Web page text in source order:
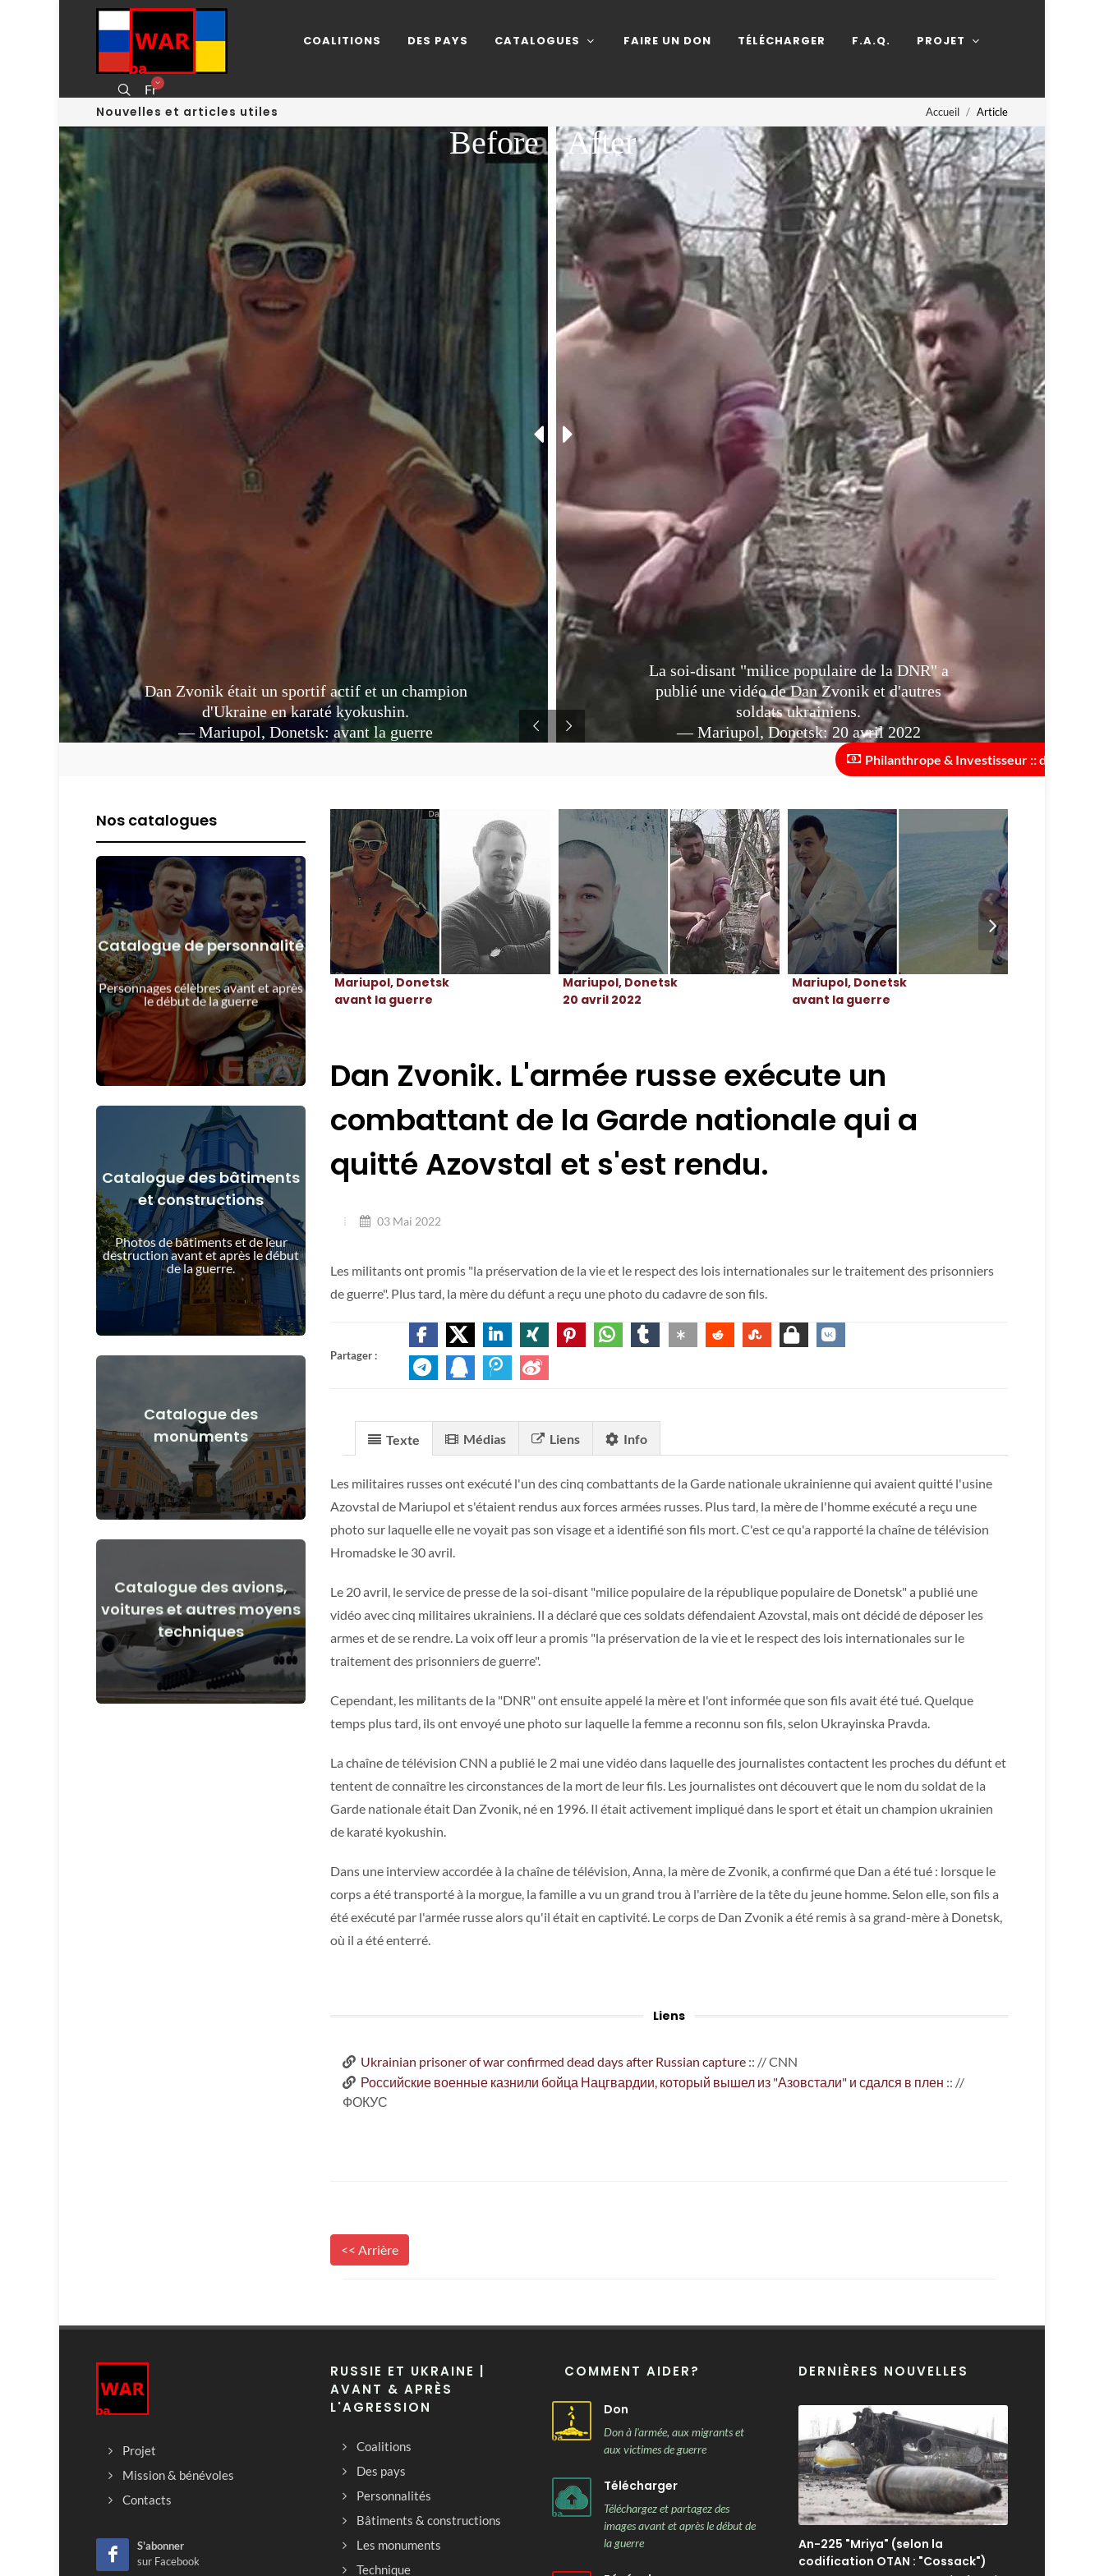
Fr
COALITIONS DES PAYS CATALOGUES FAIRE UN DON TÉLÉCHARGER F.A.Q. PROJET
Nouvelles et articles utiles Accueil Article
La soi-disant "milice populaire de la DNR" a
publié une vidéo de Dan Zvonik et d'autres
soldats ukrainiens.
— Mariupol, Donetsk: 20 avril 2022
After
Dan Zvonik était un sportif actif et un champion
d'Ukraine en karaté kyokushin.
— Mariupol, Donetsk: avant la guerre
Before
Philanthrope & Investisseur :: des
Nos catalogues
Catalogue de personnalité
Personnages célèbres avant et après
le début de la guerre
Les gens avant et après le début de la
guerre
Voir les détails
Catalogue des bâtiments
et constructions
Photos de bâtiments et de leur
destruction avant et après le début
de la guerre.
Bâtiments, structures, objets avant
et après le début de la guerre
Voir les détails
Catalogue des
monuments
Monuments, œuvres d'art avant et
après le début de la guerre
Voir les détails
Catalogue des avions,
voitures et autres moyens
techniques
Avions, voitures, moyens techniques
avant et après le début de la guerre
Voir les détails
Mariupol, Donetsk
avant la guerre
Mariupol, Donetsk
20 avril 2022
Mariupol, Donetsk
avant la guerre
Dan Zvonik. L'armée russe exécute un
combattant de la Garde nationale qui a
quitté Azovstal et s'est rendu.
03 Mai 2022
Les militants ont promis "la préservation de la vie et le respect des lois internationales sur le traitement des prisonniers
de guerre". Plus tard, la mère du défunt a reçu une photo du cadavre de son fils.
Partager :
Texte Médias Liens Info
Les militaires russes ont exécuté l'un des cinq combattants de la Garde nationale ukrainienne qui avaient quitté l'usine
Azovstal de Mariupol et s'étaient rendus aux forces armées russes. Plus tard, la mère de l'homme exécuté a reçu une
photo sur laquelle elle ne voyait pas son visage et a identifié son fils mort. C'est ce qu'a rapporté la chaîne de télévision
Hromadske le 30 avril.
Le 20 avril, le service de presse de la soi-disant "milice populaire de la république populaire de Donetsk" a publié une
vidéo avec cinq militaires ukrainiens. Il a déclaré que ces soldats défendaient Azovstal, mais ont décidé de déposer les
armes et de se rendre. La voix off leur a promis "la préservation de la vie et le respect des lois internationales sur le
traitement des prisonniers de guerre".
Cependant, les militants de la "DNR" ont ensuite appelé la mère et l'ont informée que son fils avait été tué. Quelque
temps plus tard, ils ont envoyé une photo sur laquelle la femme a reconnu son fils, selon Ukrayinska Pravda.
La chaîne de télévision CNN a publié le 2 mai une vidéo dans laquelle des journalistes contactent les proches du défunt et
tentent de connaître les circonstances de la mort de leur fils. Les journalistes ont découvert que le nom du soldat de la
Garde nationale était Dan Zvonik, né en 1996. Il était activement impliqué dans le sport et était un champion ukrainien
de karaté kyokushin.
Dans une interview accordée à la chaîne de télévision, Anna, la mère de Zvonik, a confirmé que Dan a été tué : lorsque le
corps a été transporté à la morgue, la famille a vu un grand trou à l'arrière de la tête du jeune homme. Selon elle, son fils a
été exécuté par l'armée russe alors qu'il était en captivité. Le corps de Dan Zvonik a été remis à sa grand-mère à Donetsk,
où il a été enterré.
Liens
Ukrainian prisoner of war confirmed dead days after Russian capture :: // CNN
Российские военные казнили бойца Нацгвардии, который вышел из "Азовстали" и сдался в плен :: //
ФОКУС
<< Arrière
Projet
Mission & bénévoles
Contacts
S'abonner
sur Facebook
RUSSIE ET UKRAINE |
AVANT & APRÈS
L'AGRESSION
Coalitions
Des pays
Personnalités
Bâtiments & constructions
Les monuments
Technique
COMMENT AIDER?
Don
Don à l'armée, aux migrants et
aux victimes de guerre
Télécharger
Téléchargez et partagez des
images avant et après le début de
la guerre
DERNIÈRES NOUVELLES
An-225 "Mriya" (selon la
codification OTAN : "Cossack")